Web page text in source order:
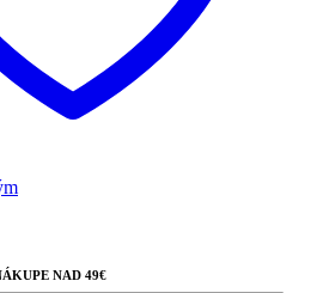
NAD 49€